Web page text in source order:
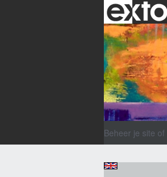
Beheer je site of